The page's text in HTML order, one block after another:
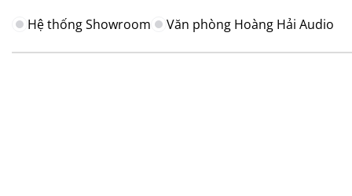
Hệ thống Showroom Văn phòng Hoàng Hải Audio